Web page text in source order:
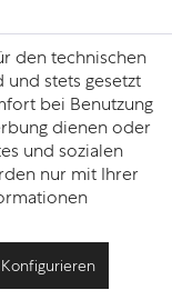
den technischen
stets gesetzt
bei Benutzung
dienen oder
und sozialen
nur mit Ihrer
Konfigurieren